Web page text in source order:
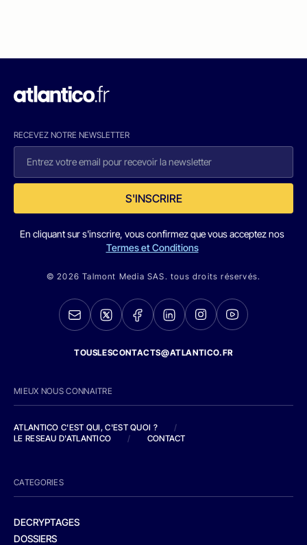
RECEVEZ NOTRE NEWSLETTER
S'INSCRIRE
En cliquant sur s'inscrire, vous confirmez que vous acceptez nos
Termes et Conditions
© 2026 Talmont Media SAS. tous droits réservés.
TOUSLESCONTACTS@ATLANTICO.FR
MIEUX NOUS CONNAITRE
ATLANTICO C'EST QUI, C'EST QUOI ?
/
LE RESEAU D'ATLANTICO
/ CONTACT
CATEGORIES
DECRYPTAGES
DOSSIERS